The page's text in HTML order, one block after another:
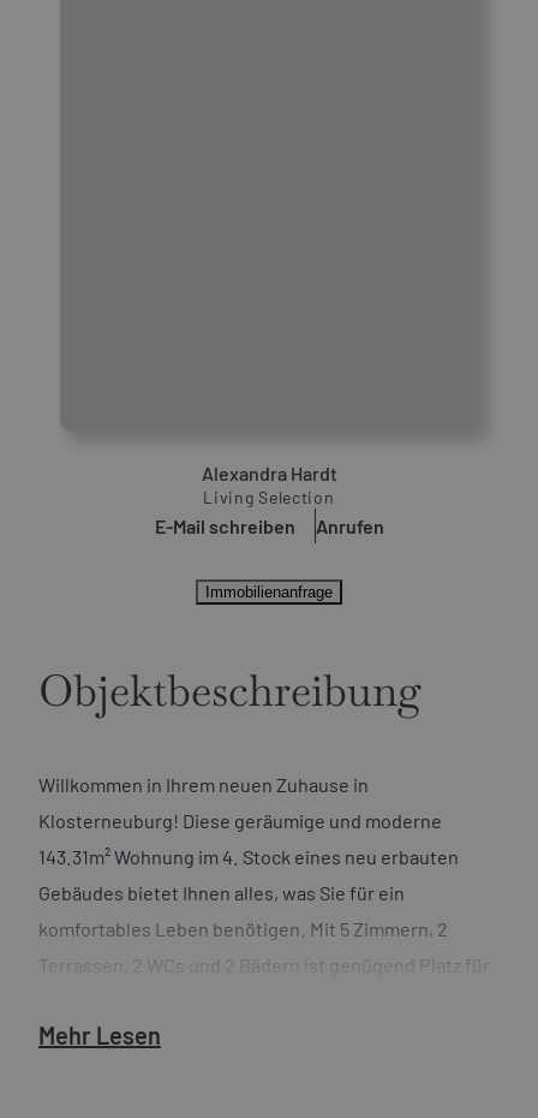
Alexandra Hardt
Living Selection
E-Mail schreiben Anrufen
Immobilienanfrage
Objektbeschreibung
Willkommen in Ihrem neuen Zuhause in
Klosterneuburg! Diese geräumige und moderne
143.31m² Wohnung im 4. Stock eines neu erbauten
Gebäudes bietet Ihnen alles, was Sie für ein
komfortables Leben benötigen. Mit 5 Zimmern, 2
Terrassen, 2 WCs und 2 Bädern ist genügend Platz für
Der Kaufpreis von € 865.000,- mag auf den ersten Blick
Mehr Lesen